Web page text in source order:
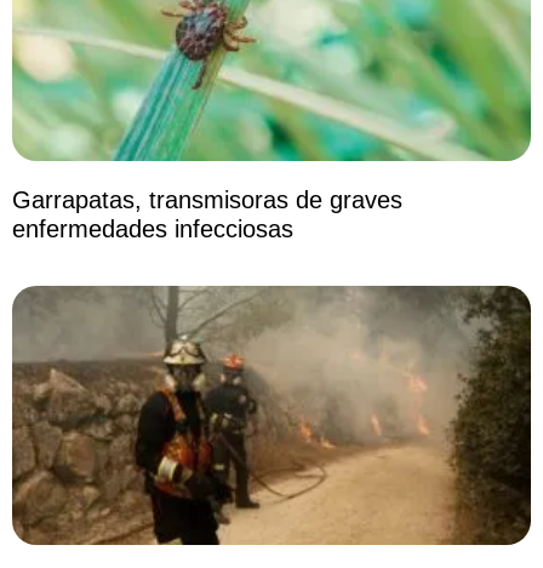
Garrapatas, transmisoras de graves
enfermedades infecciosas